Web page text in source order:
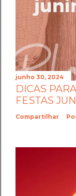
junho 30, 2024
DICAS
FESTAS
Compartilhar